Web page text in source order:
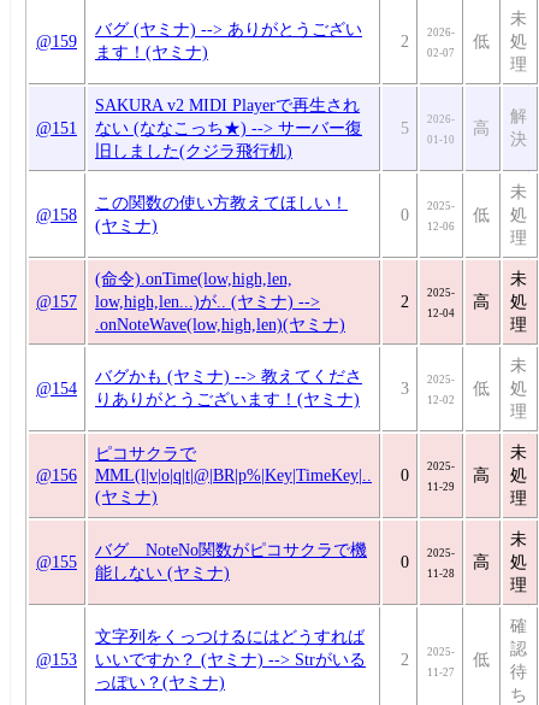
@159
バグ (ヤミナ) --> ありがとうござい
ます！(ヤミナ)
2
2026-
02-07
低
未
処
理
@151
SAKURA v2 MIDI Playerで再生され
ない (ななこっち★) --> サーバー復
旧しました(クジラ飛行机)
5
2026-
01-10
高
解
決
@158
この関数の使い方教えてほしい！
(ヤミナ)
0
2025-
12-06
低
未
処
理
@157
(命令).onTime(low,high,len,
low,high,len...)が.. (ヤミナ) -->
.onNoteWave(low,high,len)(ヤミナ)
2
2025-
12-04
高
未
処
理
@154
バグかも (ヤミナ) --> 教えてくださ
りありがとうございます！(ヤミナ)
3
2025-
12-02
低
未
処
理
@156
ピコサクラで
MML(l|v|o|q|t|@|BR|p%|Key|TimeKey|..
(ヤミナ)
0
2025-
11-29
高
未
処
理
@155
バグ NoteNo関数がピコサクラで機
能しない (ヤミナ)
0
2025-
11-28
高
未
処
理
@153
文字列をくっつけるにはどうすれば
いいですか？ (ヤミナ) --> Strがいる
っぽい？(ヤミナ)
2
2025-
11-27
低
確
認
待
ち